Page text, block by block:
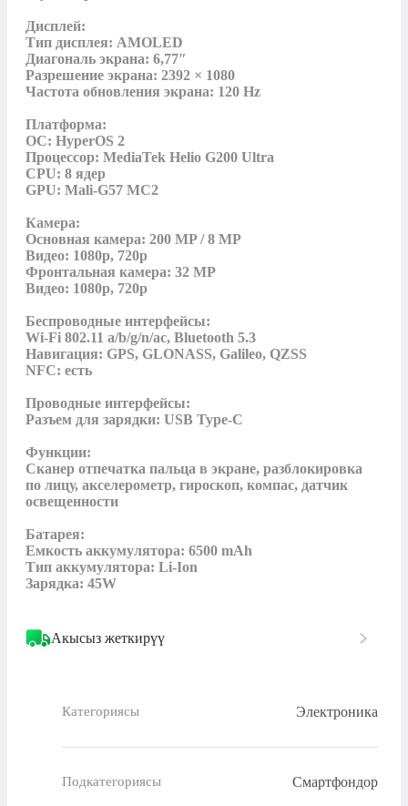
Дисплей:
Тип дисплея: AMOLED
Диагональ экрана: 6,77″
Разрешение экрана: 2392 × 1080
Частота обновления экрана: 120 Hz
Платформа:
ОС: HyperOS 2
Процессор: MediaTek Helio G200 Ultra
CPU: 8 ядер
GPU: Mali-G57 MC2
Камера:
Основная камера: 200 MP / 8 MP
Видео: 1080p, 720p
Фронтальная камера: 32 MP
Видео: 1080p, 720p
Беспроводные интерфейсы:
Wi-Fi 802.11 a/b/g/n/ac, Bluetooth 5.3
Навигация: GPS, GLONASS, Galileo, QZSS
NFC: есть
Проводные интерфейсы:
Разъем для зарядки: USB Type-C
Функции:
Сканер отпечатка пальца в экране, разблокировка
по лицу, акселерометр, гироскоп, компас, датчик
освещенности
Батарея:
Емкость аккумулятора: 6500 mAh
Тип аккумулятора: Li-Ion
Зарядка: 45W
Акысыз жеткирүү
Категориясы Электроника
Подкатегориясы Смартфондор